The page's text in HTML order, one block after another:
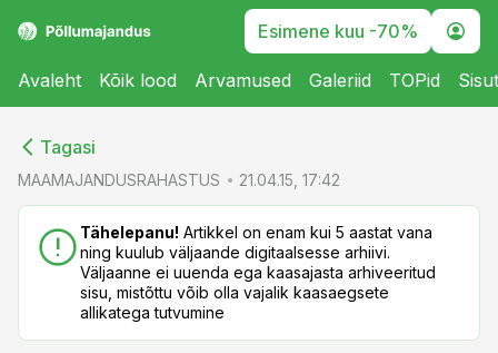
Esimene kuu -70%
Avaleht Kõik lood Arvamused Galeriid TOPid
Tagasi
MAAMAJANDUSRAHASTUS 21.04.15, 17:42
Tähelepanu! Artikkel on enam kui 5 aastat vana
ning kuulub väljaande digitaalsesse arhiivi.
Väljaanne ei uuenda ega kaasajasta arhiveeritud
sisu, mistõttu võib olla vajalik kaasaegsete
allikatega tutvumine